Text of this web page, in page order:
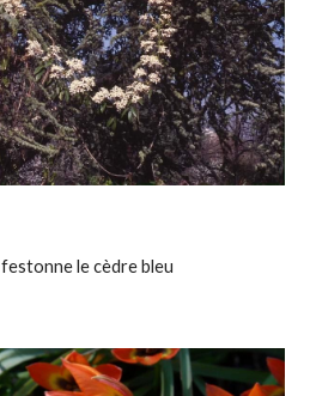
festonne le cèdre bleu